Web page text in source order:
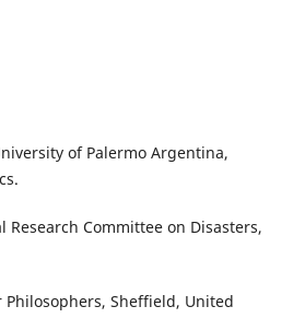
of Palermo Argentina,
Committee on Disasters,
Sheffield, United